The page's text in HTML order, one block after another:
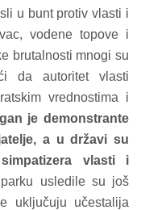
u bunt protiv vlasti i
vodene topove i
brutalnosti mnogi su
da autoritet vlasti
vrednostima i
je demonstrante
a u državi su
vlasti i
usledile su još
uključuju učestalija